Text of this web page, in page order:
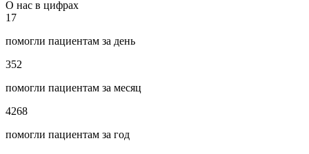
О нас в цифрах
17
помогли пациентам за день
352
помогли пациентам за месяц
4268
помогли пациентам за год